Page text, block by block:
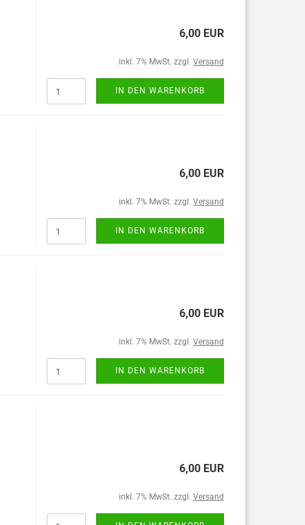
6,00 EUR
inkl. 7% MwSt. zzgl. Versand
IN DEN WARENKORB
6,00 EUR
inkl. 7% MwSt. zzgl. Versand
IN DEN WARENKORB
6,00 EUR
inkl. 7% MwSt. zzgl. Versand
IN DEN WARENKORB
6,00 EUR
inkl. 7% MwSt. zzgl. Versand